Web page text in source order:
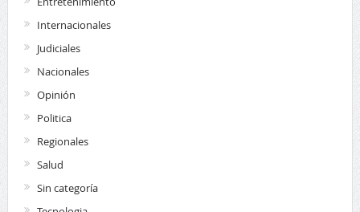
Internacionales
Judiciales
Nacionales
Opinión
Politica
Regionales
Salud
Sin categoría